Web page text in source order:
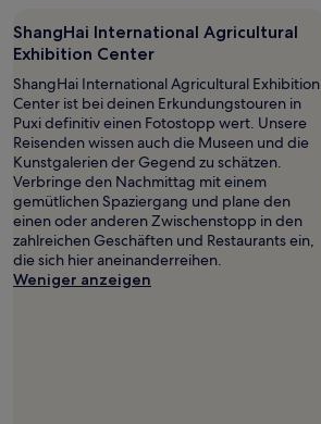
ShangHai International Agricultural
Exhibition Center
ShangHai International Agricultural Exhibition
Center ist bei deinen Erkundungstouren in
Puxi definitiv einen Fotostopp wert. Unsere
Reisenden wissen auch die Museen und die
Kunstgalerien der Gegend zu schätzen.
Verbringe den Nachmittag mit einem
gemütlichen Spaziergang und plane den
einen oder anderen Zwischenstopp in den
zahlreichen Geschäften und Restaurants ein,
die sich hier aneinanderreihen.
Weniger anzeigen